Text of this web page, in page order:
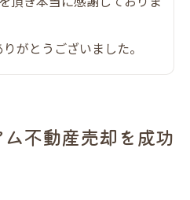
取オークションのメリット
と売主の利益を比較
コミ評価に注目したい理
がとうございました。
不動産売却を成功